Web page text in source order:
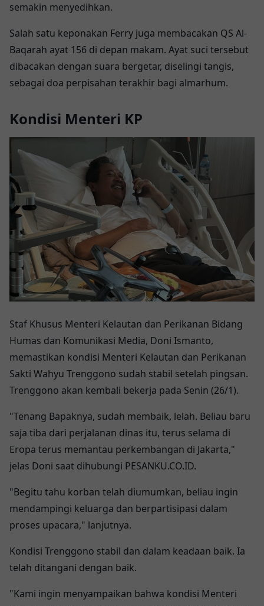
semakin menyedihkan.
Salah satu keponakan Ferry juga membacakan QS Al-
Baqarah ayat 156 di depan makam. Ayat suci tersebut
dibacakan dengan suara bergetar, diselingi tangis,
sebagai doa perpisahan terakhir bagi almarhum.
Kondisi Menteri KP
Staf Khusus Menteri Kelautan dan Perikanan Bidang
Humas dan Komunikasi Media, Doni Ismanto,
memastikan kondisi Menteri Kelautan dan Perikanan
Sakti Wahyu Trenggono sudah stabil setelah pingsan.
Trenggono akan kembali bekerja pada Senin (26/1).
"Tenang Bapaknya, sudah membaik, lelah. Beliau baru
saja tiba dari perjalanan dinas itu, terus selama di
Eropa terus memantau perkembangan di Jakarta,"
jelas Doni saat dihubungi PESANKU.CO.ID.
"Begitu tahu korban telah diumumkan, beliau ingin
mendampingi keluarga dan berpartisipasi dalam
proses upacara," lanjutnya.
Kondisi Trenggono stabil dan dalam keadaan baik. Ia
telah ditangani dengan baik.
"Kami ingin menyampaikan bahwa kondisi Menteri